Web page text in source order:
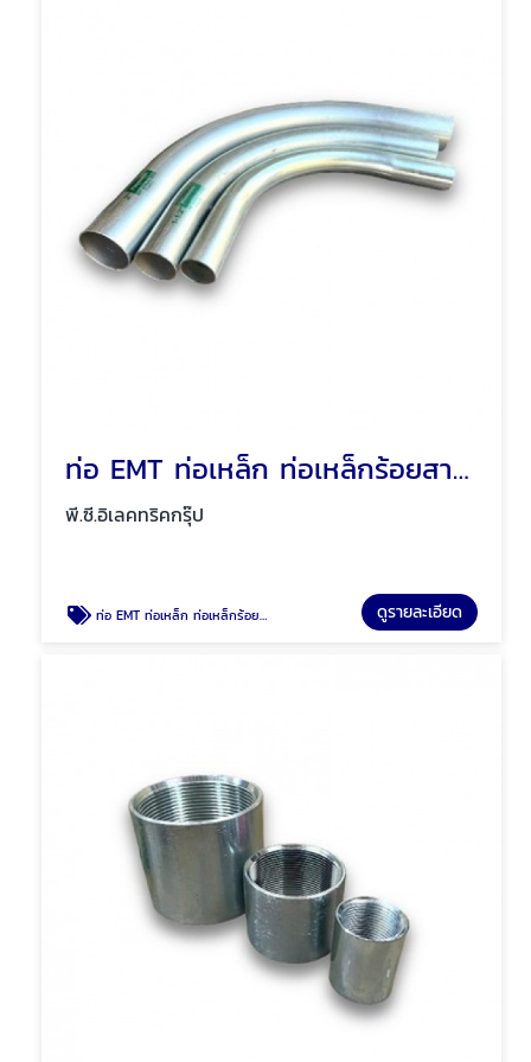
ท่อ EMT ท่อเหล็ก ท่อเหล็กร้อยสายไฟ พัทยา ชลบุรี
พี.ซี.อิเลคทริคกรุ๊ป
ท่อ EMT ท่อเหล็ก ท่อเหล็กร้อยสายไฟ ดูรายละเอียด